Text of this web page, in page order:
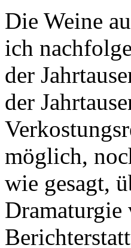
Die Weine
ich
der
der
möglich,
wie gesagt,
Dramaturgie